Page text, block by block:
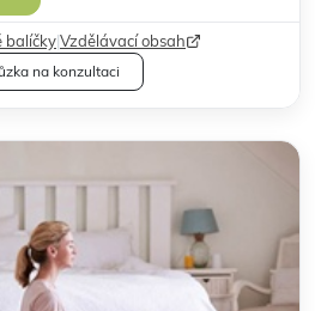
balíčky|Vzdělávací obsah
na konzultaci